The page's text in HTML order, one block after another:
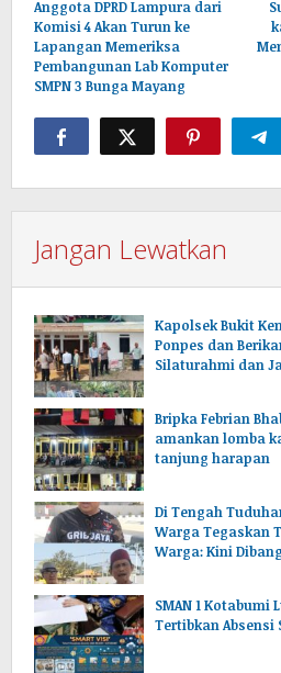
pos
Anggota DPRD Lampura dari
Komisi 4 Akan Turun ke
Lapangan Memeriksa
Pembangunan Lab Komputer
SMPN 3 Bunga Mayang
Jangan Lewatkan
Kapolsek Bukit
Ponpes dan
Silaturahmi dan
Bripka Febrian
amankan lomba
tanjung harapan
Di Tengah
Warga Tegaskan
Warga: Kini
SMAN 1 Kotabumi
Tertibkan Absensi